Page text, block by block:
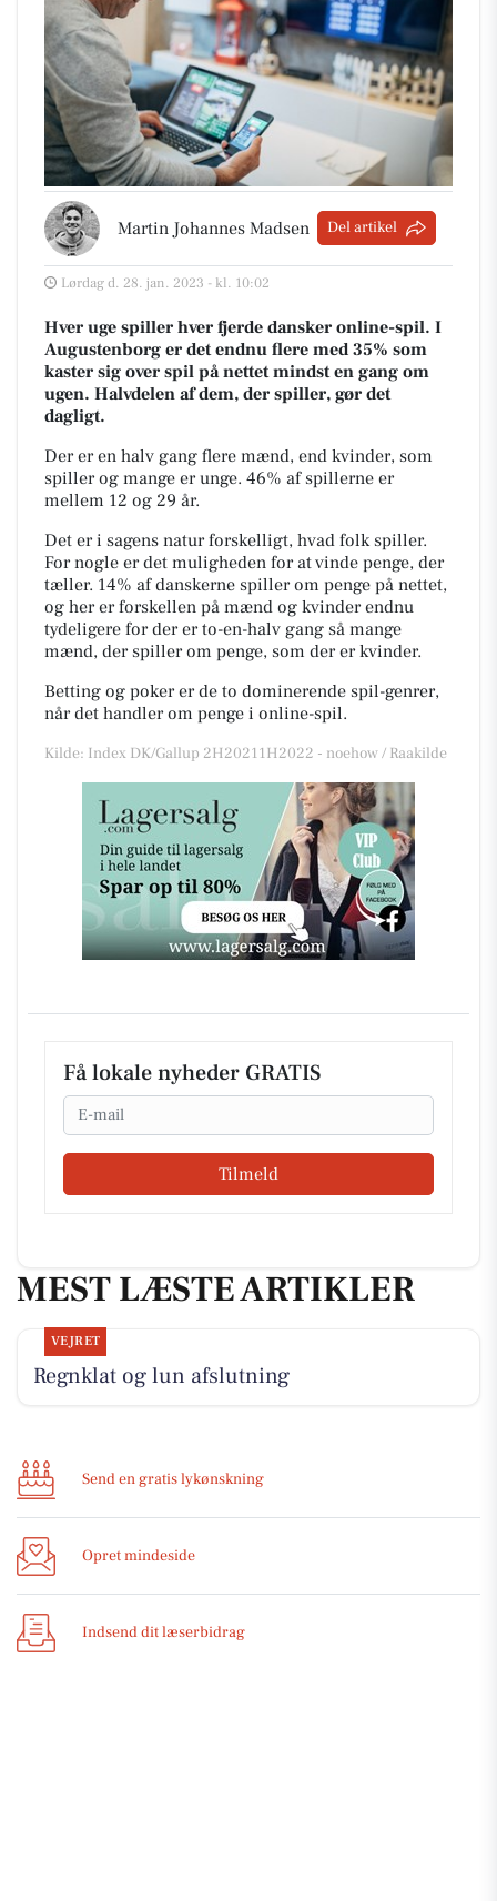
Martin Johannes Madsen Del artikel
Lørdag d. 28. jan. 2023 - kl. 10:02
Hver uge spiller hver fjerde dansker online-spil. I
Augustenborg er det endnu flere med 35% som
kaster sig over spil på nettet mindst en gang om
ugen. Halvdelen af dem, der spiller, gør det
dagligt.
Der er en halv gang flere mænd, end kvinder, som
spiller og mange er unge. 46% af spillerne er
mellem 12 og 29 år.
Det er i sagens natur forskelligt, hvad folk spiller.
For nogle er det muligheden for at vinde penge, der
tæller. 14% af danskerne spiller om penge på nettet,
og her er forskellen på mænd og kvinder endnu
tydeligere for der er to-en-halv gang så mange
mænd, der spiller om penge, som der er kvinder.
Betting og poker er de to dominerende spil-genrer,
når det handler om penge i online-spil.
Kilde: Index DK/Gallup 2H20211H2022 - noehow / Raakilde
Få lokale nyheder GRATIS
Email
Tilmeld
MEST LÆSTE ARTIKLER
VEJRET
Regnklat og lun afslutning
Send en gratis lykønskning
Opret mindeside
Indsend dit læserbidrag